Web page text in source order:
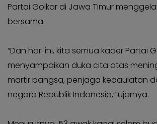
Partai Golkar di Jawa Timur
bersama.
“Dan hari ini, kita semua kader Partai
menyampaikan duka cita atas
martir bangsa, penjaga kedaulatan
negara Republik Indonesia,” ujarnya.